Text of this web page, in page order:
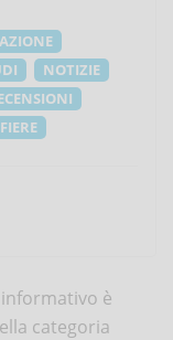
NOTIZIE
è
categoria